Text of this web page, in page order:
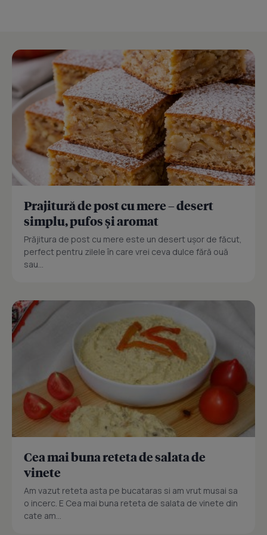
Prajitură de post cu mere – desert
simplu, pufos și aromat
Prăjitura de post cu mere este un desert ușor de făcut,
perfect pentru zilele în care vrei ceva dulce fără ouă
sau...
Cea mai buna reteta de salata de
vinete
Am vazut reteta asta pe bucataras si am vrut musai sa
o incerc. E Cea mai buna reteta de salata de vinete din
cate am...